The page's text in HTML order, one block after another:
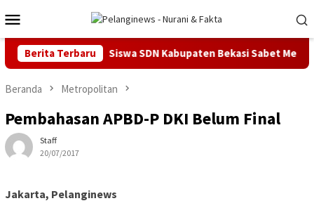
ke
kontenMobile
Berita Terbaru
GBK Siswa SDN Kabupaten Bekasi Sabet Medali Emas
Beranda Metropolitan
Pembahasan APBD-P DKI Belum Final
Staff
20/07/2017
Jakarta, Pelanginews